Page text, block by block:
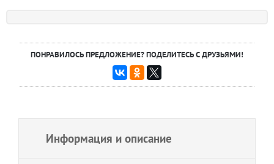
ПОНРАВИЛОСЬ ПРЕДЛОЖЕНИЕ? ПОДЕЛИТЕСЬ С ДРУЗЬЯМИ!
Информация и описание